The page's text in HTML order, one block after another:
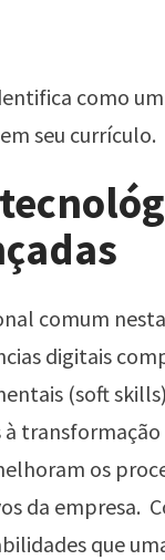
como
seu currículo.
comum
digitais
(soft
os
da empresa.
que